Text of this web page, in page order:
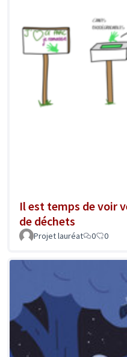
Il est temps de voir
de déchets
Projet lauréat 0 0